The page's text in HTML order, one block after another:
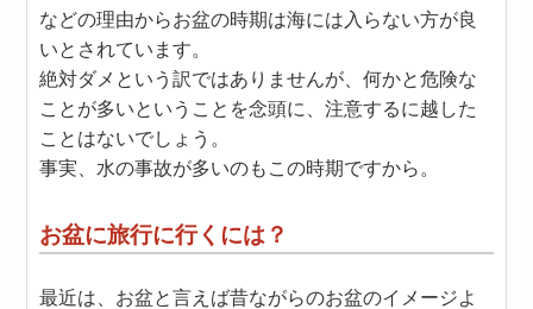
などの理由からお盆の時期は海には入らない方が良
いとされています。
絶対ダメという訳ではありませんが、何かと危険な
ことが多いということを念頭に、注意するに越した
ことはないでしょう。
事実、水の事故が多いのもこの時期ですから。
お盆に旅行に行くには？
最近は、お盆と言えば昔ながらのお盆のイメージよ